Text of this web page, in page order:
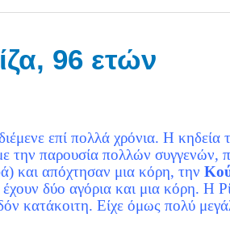
96 ετών
επί πολλά χρόνια. Η κηδεία
την παρουσία πολλών συγγενών,
και απόχτησαν μια κόρη, την
δύο αγόρια και μια κόρη. Η
κατάκοιτη. Είχε όμως πολύ